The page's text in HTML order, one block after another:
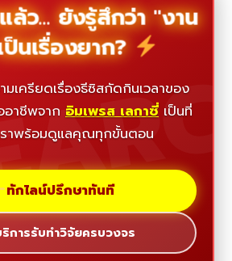
ล้ว... ยังรู้สึกว่า "งาน
นเรื่องยาก?
มเครียดเรื่องธีซิสกัดกินเวลาของ
าชีพจาก อิมเพรส เลกาซี่ เป็นที่
าพร้อมดูแลคุณทุกขั้นตอน
ทักไลน์ปรึกษาทันที
การรับทำวิจัยครบวงจร